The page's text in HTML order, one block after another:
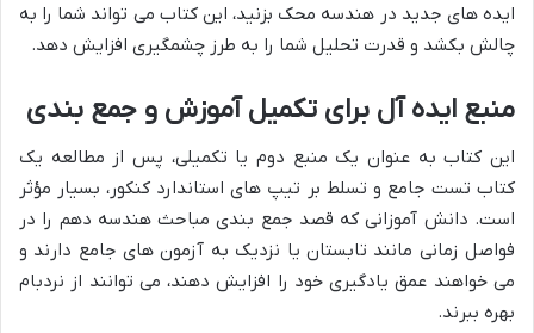
ایده های جدید در هندسه محک بزنید، این کتاب می تواند شما را به
چالش بکشد و قدرت تحلیل شما را به طرز چشمگیری افزایش دهد.
منبع ایده آل برای تکمیل آموزش و جمع بندی
این کتاب به عنوان یک منبع دوم یا تکمیلی، پس از مطالعه یک
کتاب تست جامع و تسلط بر تیپ های استاندارد کنکور، بسیار مؤثر
است. دانش آموزانی که قصد جمع بندی مباحث هندسه دهم را در
فواصل زمانی مانند تابستان یا نزدیک به آزمون های جامع دارند و
می خواهند عمق یادگیری خود را افزایش دهند، می توانند از نردبام
بهره ببرند.